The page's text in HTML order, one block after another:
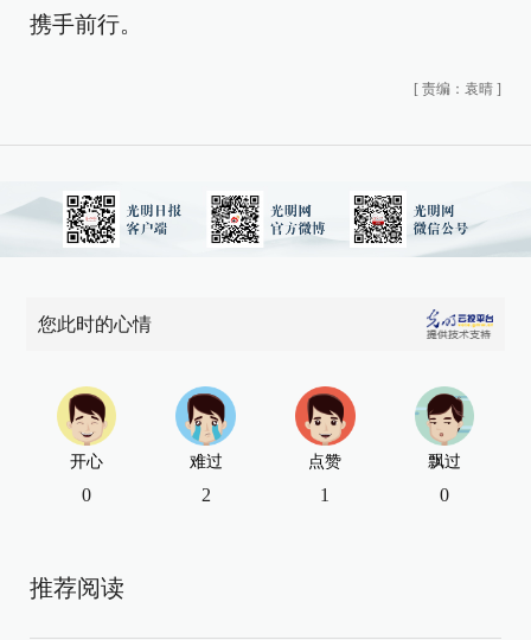
携手前行。
[ 责编：袁晴 ]
您此时的心情
开心
0
难过
2
点赞
1
飘过
0
推荐阅读